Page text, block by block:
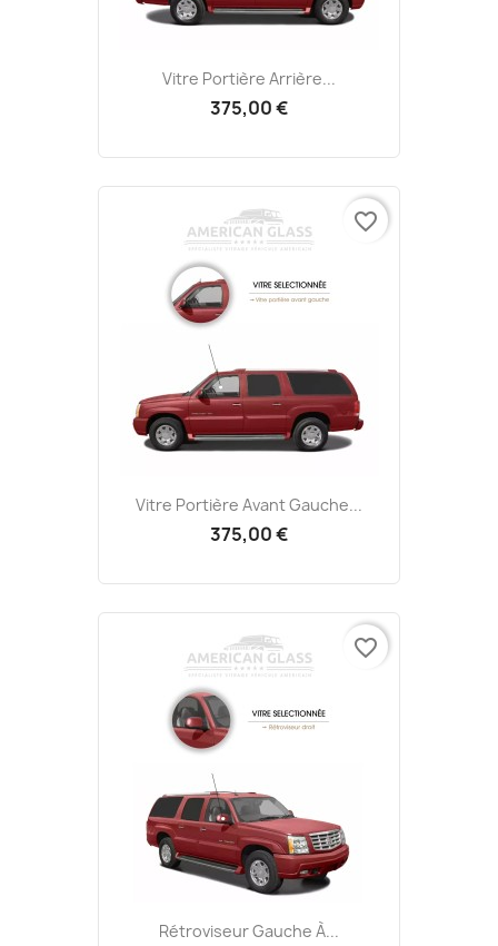
Vitre Portière Arrière...
375,00 €
Vitre Portière Avant Gauche...
375,00 €
favorite_border
Rétroviseur Gauche À...
favorite_border